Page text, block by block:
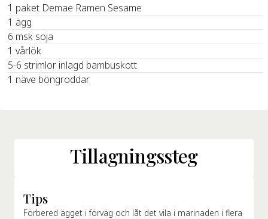
1 paket Demae Ramen Sesame
1 ägg
6 msk soja
1 vårlök
5-6 strimlor inlagd bambuskott
1 näve böngroddar
Tillagningssteg
Tips
Förbered ägget i förväg och låt det vila i marinaden i flera